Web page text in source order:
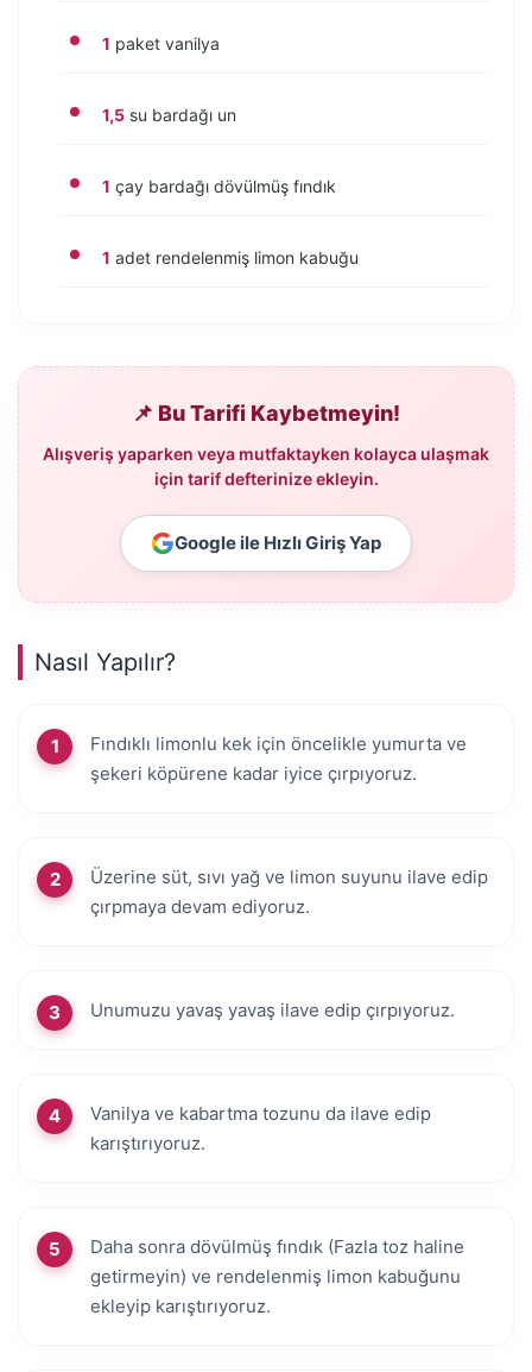
1 paket vanilya
1,5 su bardağı un
1 çay bardağı dövülmüş fındık
1 adet rendelenmiş limon kabuğu
📌 Bu Tarifi Kaybetmeyin!
Alışveriş yaparken veya mutfaktayken kolayca ulaşmak
için tarif defterinize ekleyin.
Google ile Hızlı Giriş Yap
Nasıl Yapılır?
Fındıklı limonlu kek için öncelikle yumurta ve
şekeri köpürene kadar iyice çırpıyoruz.
Üzerine süt, sıvı yağ ve limon suyunu ilave edip
çırpmaya devam ediyoruz.
Unumuzu yavaş yavaş ilave edip çırpıyoruz.
Vanilya ve kabartma tozunu da ilave edip
karıştırıyoruz.
Daha sonra dövülmüş fındık (Fazla toz haline
getirmeyin) ve rendelenmiş limon kabuğunu
ekleyip karıştırıyoruz.